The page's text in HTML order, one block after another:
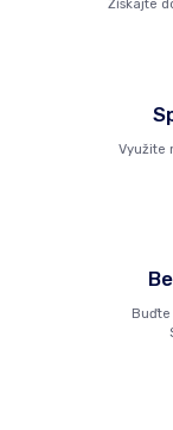
Získajte
Využite